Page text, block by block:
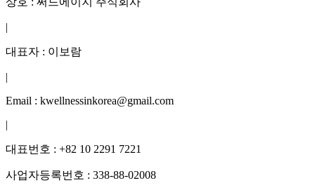
|
대표자 : 이보람
|
Email : kwellnessinkorea@gmail.com
|
대표번호 : +82 10 2291 7221
사업자등록번호 : 338-88-02008